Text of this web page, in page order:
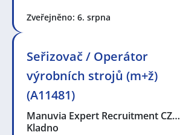
Zveřejněno: 6. srpna
Seřizovač / Operátor
výrobních strojů (m+ž)
(A11481)
Manuvia Expert Recruitment CZ…
Kladno